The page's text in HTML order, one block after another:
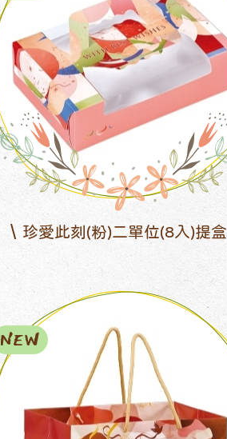
珍愛此刻(粉)二單位(8入)提盒
NEW